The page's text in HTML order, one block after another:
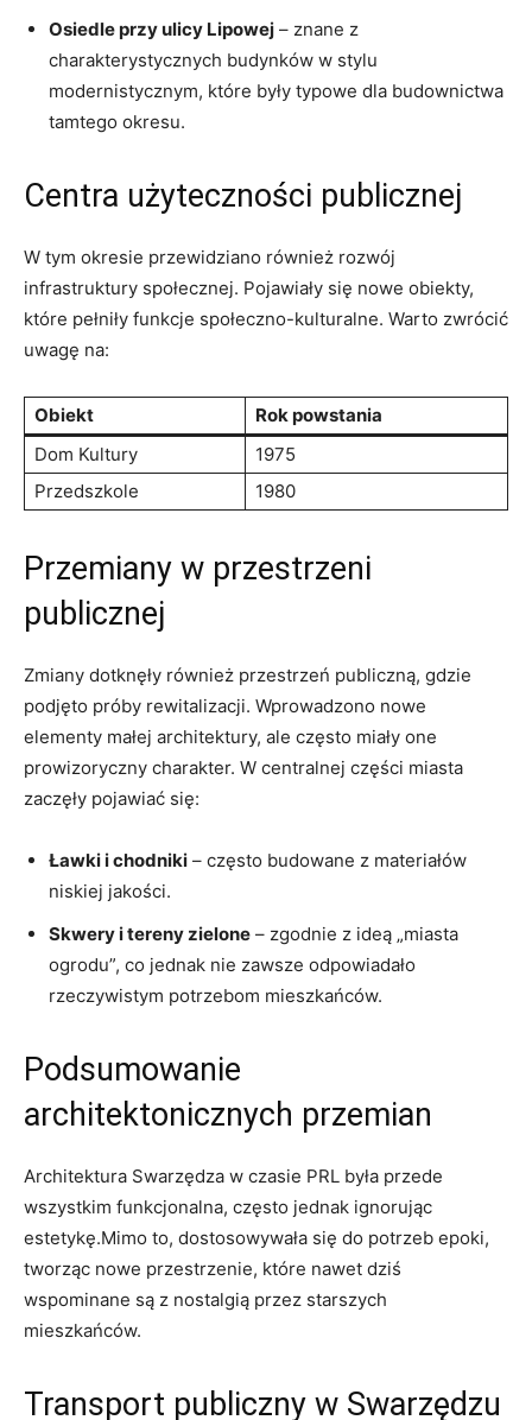
Osiedle przy ulicy Lipowej – znane z
charakterystycznych budynków w stylu
modernistycznym, które były typowe dla budownictwa
tamtego okresu.
Centra użyteczności publicznej
W tym okresie przewidziano również rozwój
infrastruktury społecznej. Pojawiały się nowe obiekty,
które pełniły funkcje społeczno-kulturalne. Warto zwrócić
uwagę na:
Obiekt
Rok powstania
Dom Kultury
1975
Przedszkole
1980
Przemiany w przestrzeni
publicznej
Zmiany dotknęły również przestrzeń publiczną, gdzie
podjęto próby rewitalizacji. Wprowadzono nowe
elementy małej architektury, ale często miały one
prowizoryczny charakter. W centralnej części miasta
zaczęły pojawiać się:
Ławki i chodniki – często budowane z materiałów
niskiej jakości.
Skwery i tereny zielone – zgodnie z ideą „miasta
ogrodu”, co jednak nie zawsze odpowiadało
rzeczywistym potrzebom mieszkańców.
Podsumowanie
architektonicznych przemian
Architektura Swarzędza w czasie PRL była przede
wszystkim funkcjonalna, często jednak ignorując
estetykę.Mimo to, dostosowywała się do potrzeb epoki,
tworząc nowe przestrzenie, które nawet dziś
wspominane są z nostalgią przez starszych
mieszkańców.
Transport publiczny w Swarzędzu